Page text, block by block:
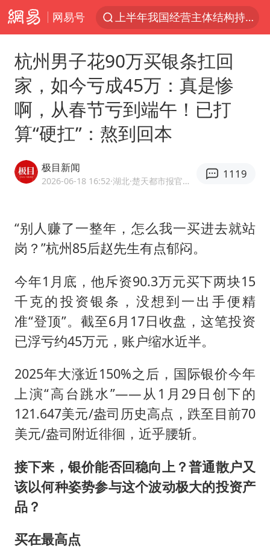
网易号
上半年我国经营主体结构持续优化
杭州机场已取消航班388架次
美将每月供乌爱国者拦截导弹
10余省份将出现强风雨 局地特大暴雨
《龙餐馆》 冲奖
上门女婿出轨女邻居多年被判重婚罪
云南一男子胃中取出180颗铁钉
奋力开创中国式现代化建设新局面
杭州男子花90万买银条扛回
家，如今亏成45万：真是惨
啊，从春节亏到端午！已打
算“硬扛”：熬到回本
极目新闻
2026-06-18 16:52·湖北 ·楚天都市报官方网易号
1119
“别人赚了一整年，怎么我一买进去就站
岗？”杭州85后赵先生有点郁闷。
今年1月底，他斥资90.3万元买下两块15
千克的投资银条，没想到一出手便精
准“登顶”。截至6月17日收盘，这笔投资
已浮亏约45万元，账户缩水近半。
2025年大涨近150%之后，国际银价今年
上演“高台跳水”——从1月29日创下的
121.647美元/盎司历史高点，跌至目前70
美元/盎司附近徘徊，近乎腰斩。
接下来，银价能否回稳向上？普通散户又
该以何种姿势参与这个波动极大的投资产
品？
买在最高点